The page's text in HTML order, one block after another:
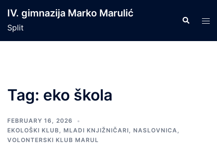
content
IV. gimnazija Marko Marulić
Split
Search
Tag: eko škola
FEBRUARY 16, 2026
EKOLOŠKI KLUB, MLADI KNJIŽNIČARI, NASLOVNICA,
VOLONTERSKI KLUB MARUL